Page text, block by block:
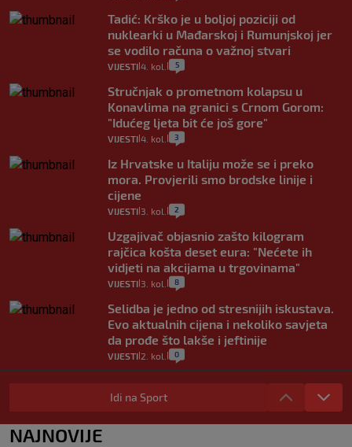
Tadić: Krško je u boljoj poziciji od
nuklearki u Mađarskoj i Rumunjskoj jer
se vodilo računa o važnoj stvari
VIJESTI 4. kol. 5
Stručnjak o prometnom kolapsu u
Konavlima na granici s Crnom Gorom:
"Idućeg ljeta bit će još gore"
VIJESTI 4. kol. 3
Iz Hrvatske u Italiju može se i preko
mora. Provjerili smo brodske linije i
cijene
VIJESTI 3. kol. 2
Uzgajivač objasnio zašto kilogram
rajčica košta deset eura: "Nećete ih
vidjeti na akcijama u trgovinama"
VIJESTI 3. kol. 8
Selidba je jedno od stresnijih iskustava.
Evo aktualnih cijena i nekoliko savjeta
da prođe što lakše i jeftinije
VIJESTI 2. kol. 0
Izračunali smo koliko košta putovanje
automobilom na Hvar iz Zagreba, a
14
Idi na Sport
NAJNOVIJE